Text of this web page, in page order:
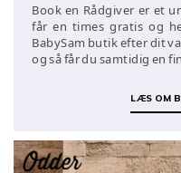
Book en Rådgiver er et
får en times gratis og
BabySam butik efter dit
og så får du samtidig en
LÆS OM